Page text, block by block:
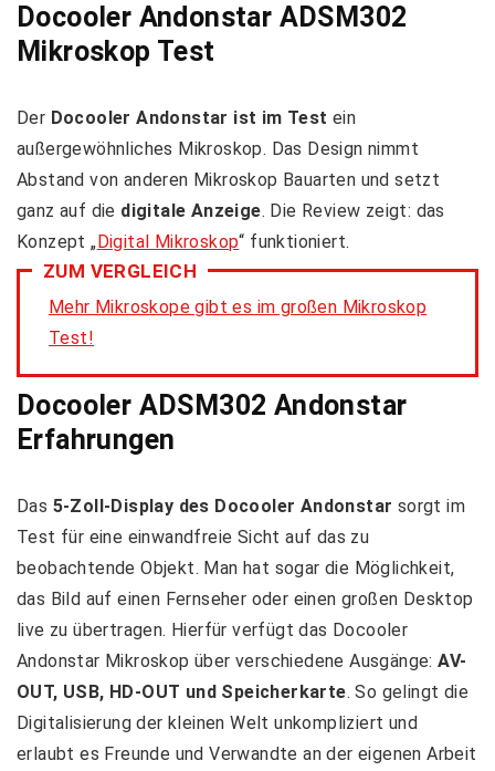
Docooler Andonstar ADSM302
Mikroskop Test
Der Docooler Andonstar ist im Test ein
außergewöhnliches Mikroskop. Das Design nimmt
Abstand von anderen Mikroskop Bauarten und setzt
ganz auf die digitale Anzeige. Die Review zeigt: das
Konzept „ Digital Mikroskop“ funktioniert.
ZUM VERGLEICH
Mehr Mikroskope gibt es im großen Mikroskop
Test!
Docooler ADSM302 Andonstar
Erfahrungen
Das 5-Zoll-Display des Docooler Andonstar sorgt im
Test für eine einwandfreie Sicht auf das zu
beobachtende Objekt. Man hat sogar die Möglichkeit,
das Bild auf einen Fernseher oder einen großen Desktop
live zu übertragen. Hierfür verfügt das Docooler
Andonstar Mikroskop über verschiedene Ausgänge:AV-
OUT, USB, HD-OUT und Speicherkarte. So gelingt die
Digitalisierung der kleinen Welt unkompliziert und
erlaubt es Freunde und Verwandte an der eigenen Arbeit